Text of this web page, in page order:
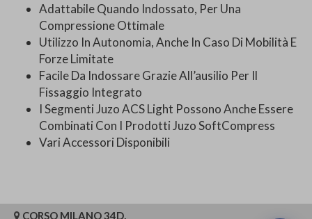
Adattabile Quando Indossato, Per Una
Compressione Ottimale
Utilizzo In Autonomia, Anche In Caso Di Mobilità E
Forze Limitate
Facile Da Indossare Grazie All’ausilio Per Il
Fissaggio Integrato
I Segmenti Juzo ACS Light Possono Anche Essere
Combinati Con I Prodotti Juzo SoftCompress
Vari Accessori Disponibili
CORSO MILANO 34D,